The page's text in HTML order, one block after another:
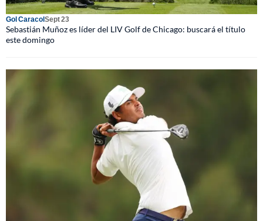
Gol CaracolSept 23
Sebastián Muñoz es líder del LIV Golf de Chicago: buscará el título
este domingo